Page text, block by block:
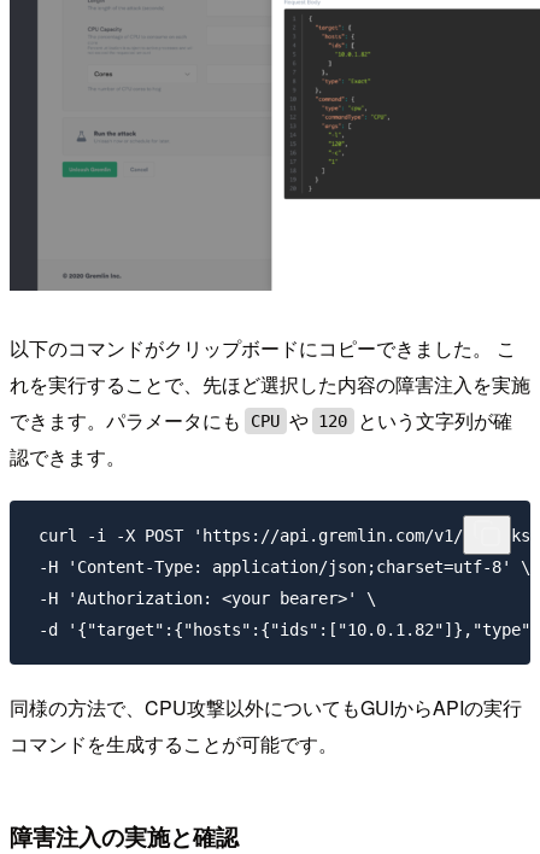
以下のコマンドがクリップボードにコピーできました。 こ
れを実行することで、先ほど選択した内容の障害注入を実施
できます。パラメータにも
CPU や 120
という文字列が確
認できます。
curl -i -X POST 'https://api.gremlin.com/v1/attacks/
-H 'Content-Type: application/json;charset=utf-8' \
-H 'Authorization: <your bearer>' \
同様の方法で、CPU攻撃以外についてもGUIからAPIの実行
コマンドを生成することが可能です。
障害注入の実施と確認